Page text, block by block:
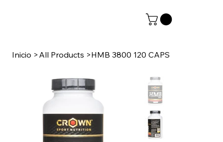
Inicio > All Products >HMB 3800 120 CAPS